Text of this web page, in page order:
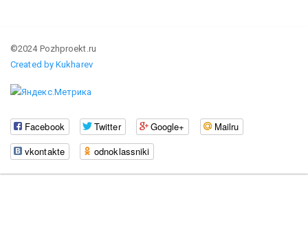
©2024 Pozhproekt.ru
Created by Kukharev
Facebook Twitter Google+
Mailru
vkontakte
odnoklassniki